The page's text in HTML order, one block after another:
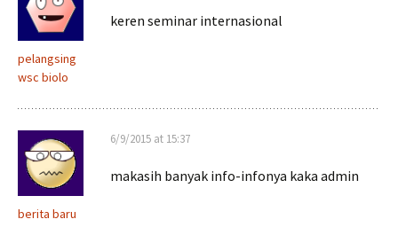
pelangsing
wsc biolo
keren seminar internasional
berita baru
6/9/2015 at 15:37
makasih banyak info-infonya kaka admin